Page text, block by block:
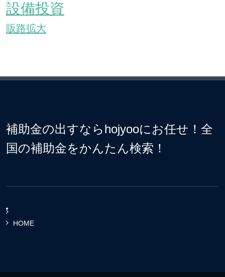
設備投資
販路拡大
補助金の出すならhojyooにお任せ！全
国の補助金をかんたん検索！
HOME